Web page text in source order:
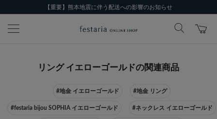
【重要】熊本地震に伴う配送への影響のお知らせ
リング イエローゴールドの関連商品
#地金 イエローゴールド #地金 リング
#festaria bijou SOPHIA イエローゴールド #ネックレス イエローゴールド